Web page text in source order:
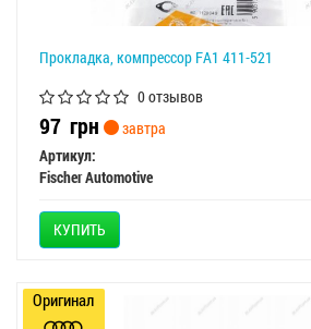
Прокладка, компрессор FA1 411-521
0 отзывов
97 грн
завтра
Артикул:
Fischer Automotive
КУПИТЬ
Оригинал